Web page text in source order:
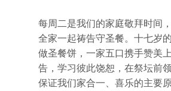
每周二是我们的家庭敬拜时间
全家一起祷告守圣餐。十七岁
做圣餐饼，一家五口携手赞美
告，学习彼此饶恕，在祭坛前
保证我们家合一、喜乐的主要